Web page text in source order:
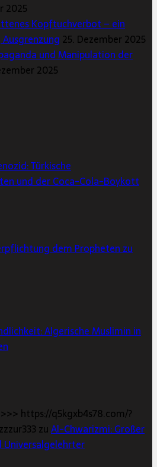
2025
Kopftuchverbot – ein
25. Dezember 2025
und Manipulation der
2025
Türkische
und der Coca-Cola-Boykott
dem Propheten zu
Algerische Muslimin in
https://q5kgxb4s78.com/?
zuAl-Chwarizmi: Großer